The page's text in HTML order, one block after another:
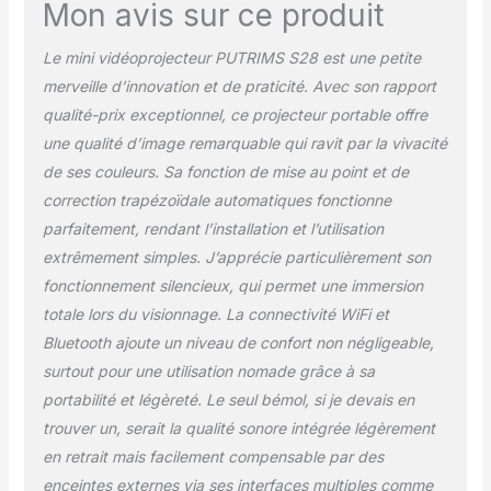
divertissement
support réglable 360°
permet de projeter des
images nettes sur le
mur/la tente
transformant n'importe
quel espace en véritable
home cinéma. 💖【Dolby
Audio Immersif,
Bluetooth 5.4
Bidirectionnel】Ce
vidéoprojecteur 4k
intègre le Dolby Audio et
un système de son
surround stéréo avec
l’équilibrage sonore AI,
offrant une expérience
audio immersive,
transformant chaque
Mon avis sur ce produit
Le mini vidéoprojecteur PUTRIMS S28 est une petite
merveille d’innovation et de praticité. Avec son rapport
qualité-prix exceptionnel, ce projecteur portable offre
une qualité d’image remarquable qui ravit par la vivacité
de ses couleurs. Sa fonction de mise au point et de
correction trapézoïdale automatiques fonctionne
parfaitement, rendant l’installation et l’utilisation
extrêmement simples. J’apprécie particulièrement son
fonctionnement silencieux, qui permet une immersion
totale lors du visionnage. La connectivité WiFi et
Bluetooth ajoute un niveau de confort non négligeable,
surtout pour une utilisation nomade grâce à sa
portabilité et légèreté. Le seul bémol, si je devais en
trouver un, serait la qualité sonore intégrée légèrement
en retrait mais facilement compensable par des
enceintes externes via ses interfaces multiples comme